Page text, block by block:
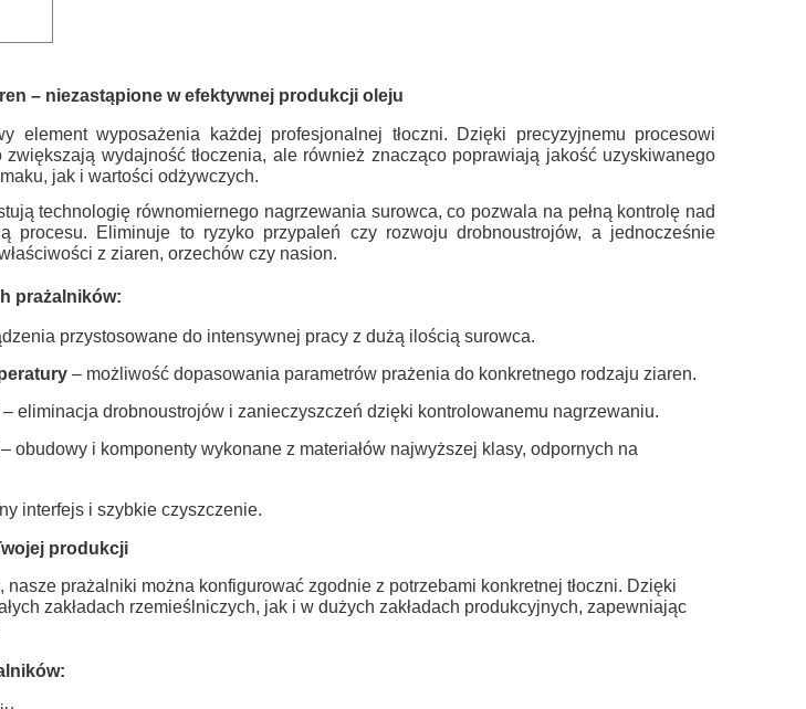
– niezastąpione w efektywnej produkcji oleju
element wyposażenia każdej profesjonalnej tłoczni. Dzięki precyzyjnemu procesowi
wydajność tłoczenia, ale również znacząco poprawiają jakość uzyskiwanego
jak i wartości odżywczych.
technologię równomiernego nagrzewania surowca, co pozwala na pełną kontrolę nad
procesu. Eliminuje to ryzyko przypaleń czy rozwoju drobnoustrojów, a jednocześnie
z ziaren, orzechów czy nasion.
prażalników:
przystosowane do intensywnej pracy z dużą ilością surowca.
– możliwość dopasowania parametrów prażenia do konkretnego rodzaju ziaren.
– eliminacja drobnoustrojów i zanieczyszczeń dzięki kontrolowanemu nagrzewaniu.
– obudowy i komponenty wykonane z materiałów najwyższej klasy, odpornych na
interfejs i szybkie czyszczenie.
produkcji
nasze prażalniki można konfigurować zgodnie z potrzebami konkretnej tłoczni. Dzięki
zakładach rzemieślniczych, jak i w dużych zakładach produkcyjnych, zapewniając